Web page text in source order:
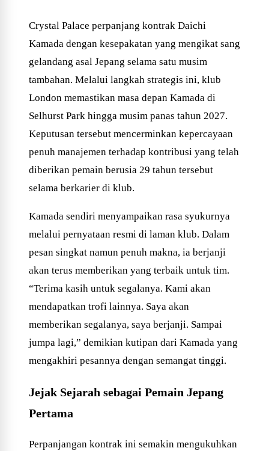
Crystal Palace perpanjang kontrak Daichi
Kamada dengan kesepakatan yang mengikat sang
gelandang asal Jepang selama satu musim
tambahan. Melalui langkah strategis ini, klub
London memastikan masa depan Kamada di
Selhurst Park hingga musim panas tahun 2027.
Keputusan tersebut mencerminkan kepercayaan
penuh manajemen terhadap kontribusi yang telah
diberikan pemain berusia 29 tahun tersebut
selama berkarier di klub.
Kamada sendiri menyampaikan rasa syukurnya
melalui pernyataan resmi di laman klub. Dalam
pesan singkat namun penuh makna, ia berjanji
akan terus memberikan yang terbaik untuk tim.
“Terima kasih untuk segalanya. Kami akan
mendapatkan trofi lainnya. Saya akan
memberikan segalanya, saya berjanji. Sampai
jumpa lagi,” demikian kutipan dari Kamada yang
mengakhiri pesannya dengan semangat tinggi.
Jejak Sejarah sebagai Pemain Jepang
Pertama
Perpanjangan kontrak ini semakin mengukuhkan